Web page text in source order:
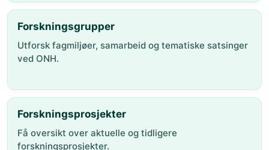
Forskningsgrupper
Utforsk fagmiljøer, samarbeid og tematiske satsinger
ved ONH.
Forskningsprosjekter
Få oversikt over aktuelle og tidligere
forskningsprosjekter.